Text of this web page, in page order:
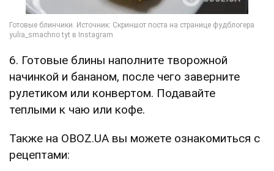
6. Готовые блины наполните творожной
начинкой и бананом, после чего заверните
рулетиком или конвертом. Подавайте
теплыми к чаю или кофе.
Также на OBOZ.UA вы можете ознакомиться с
рецептами: